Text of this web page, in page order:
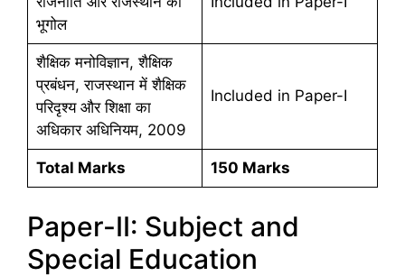
भूगोल
शैक्षिक मनोविज्ञान, शैक्षिक
प्रबंधन, राजस्थान में शैक्षिक
परिदृश्य और शिक्षा का
अधिकार अधिनियम, 2009
Included in Paper-I
Total Marks 150 Marks
Paper-II: Subject and
Special Education